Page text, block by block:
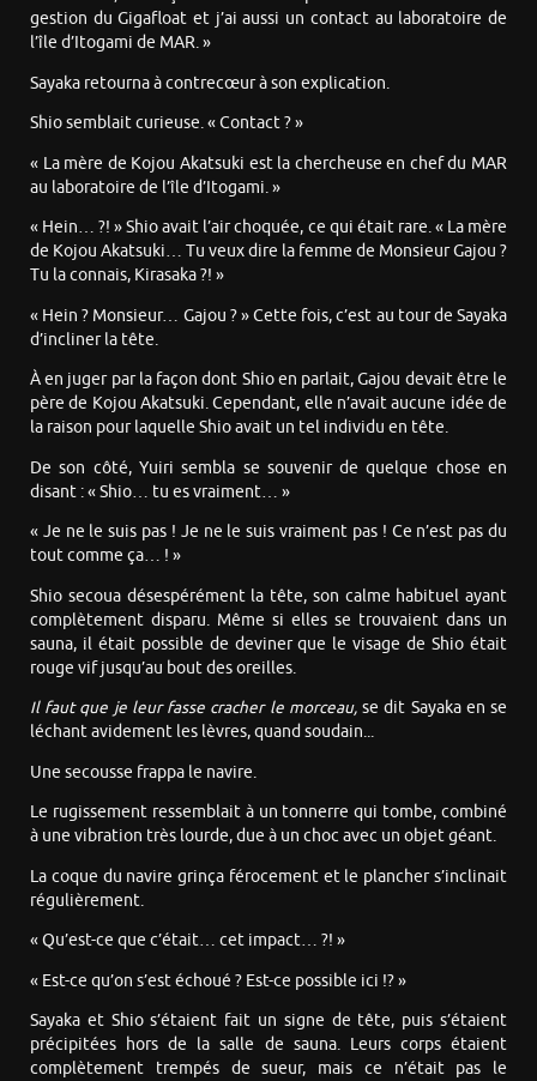
gestion du Gigafloat et j’ai aussi un contact au laboratoire de
l’île d’Itogami de MAR. »
Sayaka retourna à contrecœur à son explication.
Shio semblait curieuse. « Contact ? »
« La mère de Kojou Akatsuki est la chercheuse en chef du MAR
au laboratoire de l’île d’Itogami. »
« Hein… ?! » Shio avait l’air choquée, ce qui était rare. « La mère
de Kojou Akatsuki… Tu veux dire la femme de Monsieur Gajou ?
Tu la connais, Kirasaka ?! »
« Hein ? Monsieur… Gajou ? » Cette fois, c’est au tour de Sayaka
d’incliner la tête.
À en juger par la façon dont Shio en parlait, Gajou devait être le
père de Kojou Akatsuki. Cependant, elle n’avait aucune idée de
la raison pour laquelle Shio avait un tel individu en tête.
De son côté, Yuiri sembla se souvenir de quelque chose en
disant : « Shio… tu es vraiment… »
« Je ne le suis pas ! Je ne le suis vraiment pas ! Ce n’est pas du
tout comme ça… ! »
Shio secoua désespérément la tête, son calme habituel ayant
complètement disparu. Même si elles se trouvaient dans un
sauna, il était possible de deviner que le visage de Shio était
rouge vif jusqu’au bout des oreilles.
Il faut que je leur fasse cracher le morceau,se dit Sayaka en se
léchant avidement les lèvres, quand soudain...
Une secousse frappa le navire.
Le rugissement ressemblait à un tonnerre qui tombe, combiné
à une vibration très lourde, due à un choc avec un objet géant.
La coque du navire grinça férocement et le plancher s’inclinait
régulièrement.
« Qu’est-ce que c’était… cet impact… ?! »
« Est-ce qu’on s’est échoué ? Est-ce possible ici !? »
Sayaka et Shio s’étaient fait un signe de tête, puis s’étaient
précipitées hors de la salle de sauna. Leurs corps étaient
complètement trempés de sueur, mais ce n’était pas le